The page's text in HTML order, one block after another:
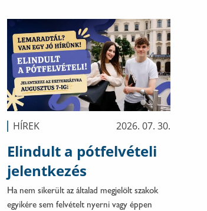
HÍREK 2026. 07. 30.
Elindult a pótfelvételi
jelentkezés
Ha nem sikerült az általad megjelölt szakok
egyikére sem felvételt nyerni vagy éppen